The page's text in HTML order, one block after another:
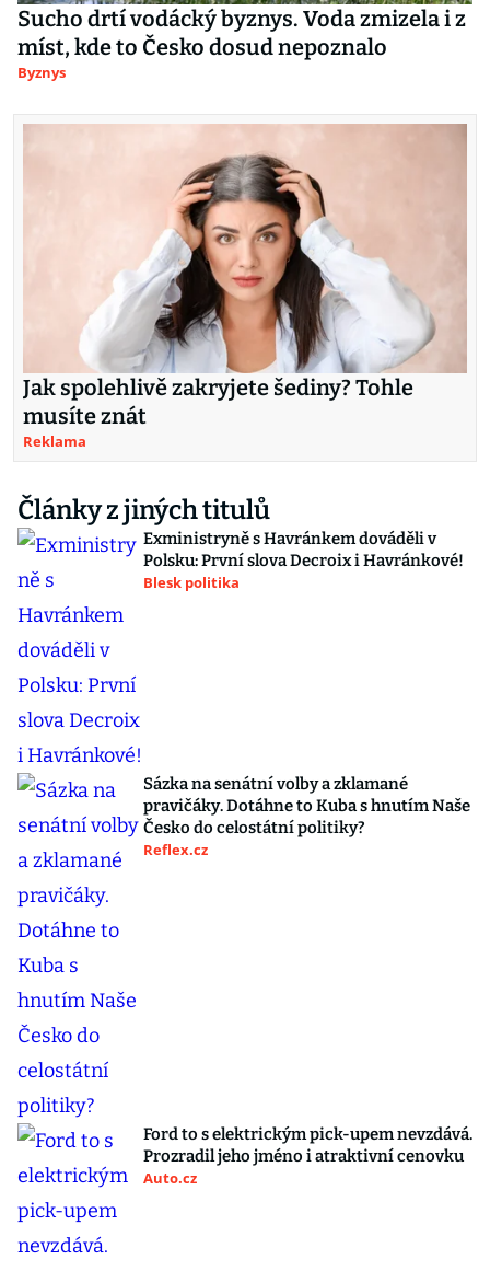
Sucho drtí vodácký byznys. Voda zmizela i z
míst, kde to Česko dosud nepoznalo
Byznys
Jak spolehlivě zakryjete šediny? Tohle
musíte znát
Reklama
Články z jiných titulů
Exministryně s Havránkem dováděli v
Polsku: První slova Decroix i Havránkové!
Blesk politika
Sázka na senátní volby a zklamané
pravičáky. Dotáhne to Kuba s hnutím Naše
Česko do celostátní politiky?
Reflex.cz
Ford to s elektrickým pick-upem nevzdává.
Prozradil jeho jméno i atraktivní cenovku
Auto.cz